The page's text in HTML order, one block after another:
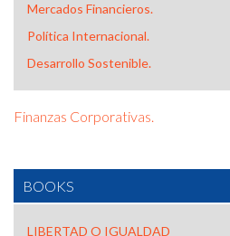
Mercados Financieros.
Política Internacional.
Desarrollo Sostenible.
Finanzas Corporativas.
BOOKS
LIBERTAD O IGUALDAD